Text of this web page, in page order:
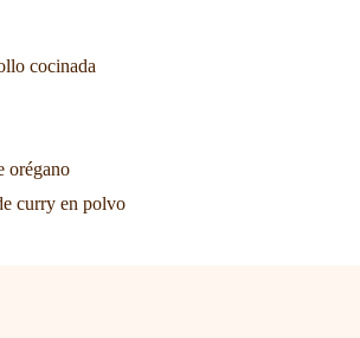
cocinada
orégano
curry en polvo